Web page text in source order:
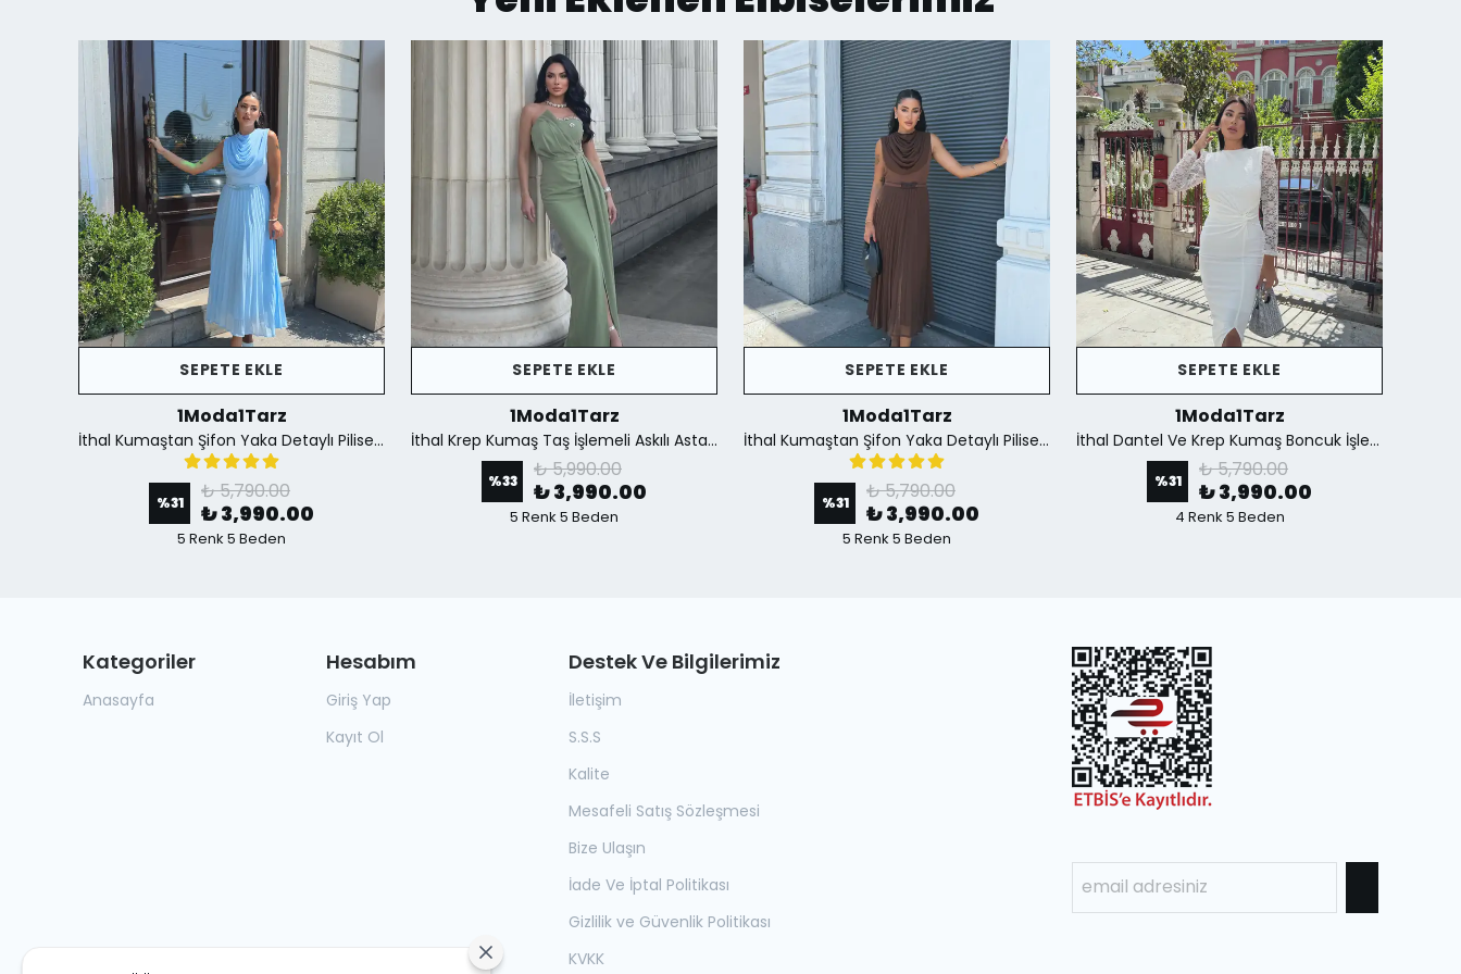
SEPETE EKLE
1Moda1Tarz
İthal Kumaştan Şifon Yaka Detaylı Piliseli Kemerli Astarlı Özel Tasarım Elbise - mavi
%31 ₺ 5,790.00
₺ 3,990.00
5 Renk 5 Beden
SEPETE EKLE
1Moda1Tarz
İthal Krep Kumaş Taş İşlemeli Askılı Astarlı Özel Tasarım Yırtmaçlı Maxi Elbise - Yeşil
%33 ₺ 5,990.00
₺ 3,990.00
5 Renk 5 Beden
SEPETE EKLE
1Moda1Tarz
İthal Kumaştan Şifon Yaka Detaylı Piliseli Kemerli Astarlı Özel Tasarım Elbise - Kahverengi
%31 ₺ 5,790.00
₺ 3,990.00
5 Renk 5 Beden
SEPETE EKLE
1Moda1Tarz
İthal Dantel Ve Krep Kumaş Boncuk İşlemeli Yırtmaçlı Astarlı Özel Tasarım Maxi Elbise - Beyaz
%31 ₺ 5,790.00
₺ 3,990.00
4 Renk 5 Beden
Kategoriler
Anasayfa
Hesabım
Giriş Yap
Kayıt Ol
Destek Ve Bilgilerimiz
İletişim
S.S.S
Kalite
Mesafeli Satış Sözleşmesi
Bize Ulaşın
İade Ve İptal Politikası
Gizlilik ve Güvenlik Politikası
KVKK